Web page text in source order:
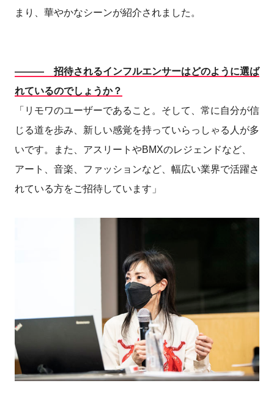
まり、華やかなシーンが紹介されました。
――― 招待されるインフルエンサーはどのように選ば
れているのでしょうか？
「リモワのユーザーであること。そして、常に自分が信
じる道を歩み、新しい感覚を持っていらっしゃる人が多
いです。また、アスリートやBMXのレジェンドなど、
アート、音楽、ファッションなど、幅広い業界で活躍さ
れている方をご招待しています」